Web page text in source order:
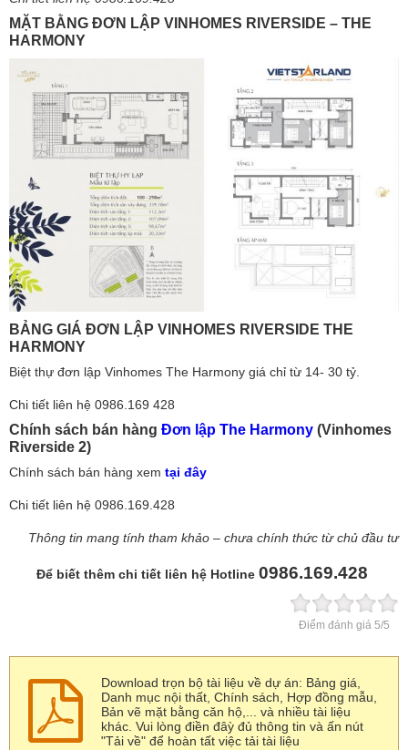
MẶT BẰNG ĐƠN LẬP VINHOMES RIVERSIDE – THE
HARMONY
BẢNG GIÁ ĐƠN LẬP VINHOMES RIVERSIDE THE
HARMONY
Biệt thự đơn lập Vinhomes The Harmony giá chỉ từ 14- 30 tỷ.
Chi tiết liên hệ 0986.169 428
Chính sách bán hàng Đơn lập The Harmony (Vinhomes
Riverside 2)
Chính sách bán hàng xem tại đây
Chi tiết liên hệ 0986.169.428
Thông tin mang tính tham khảo – chưa chính thức từ chủ đầu tư
Để biết thêm chi tiết liên hệ Hotline 0986.169.428
Điểm đánh giá 5/5
Download trọn bộ tài liệu về dự án: Bảng giá,
Danh mục nội thất, Chính sách, Hợp đồng mẫu,
Bản vẽ mặt bằng căn hộ,... và nhiều tài liệu
khác. Vui lòng điền đâỳ đủ thông tin và ấn nút
"Tải về" để hoàn tất việc tải tài liệu